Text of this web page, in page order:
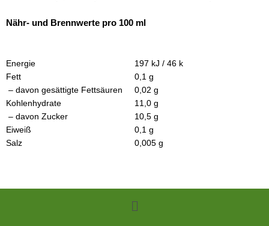
Nähr- und Brennwerte pro 100 ml
Energie
Fett
– davon gesättigte Fettsäuren
Kohlenhydrate
– davon Zucker
Eiweiß
Salz
197 kJ / 46 k
0,1 g
0,02 g
11,0 g
10,5 g
0,1 g
0,005 g
Menü